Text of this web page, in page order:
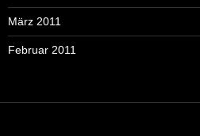
März 2011
Februar 2011